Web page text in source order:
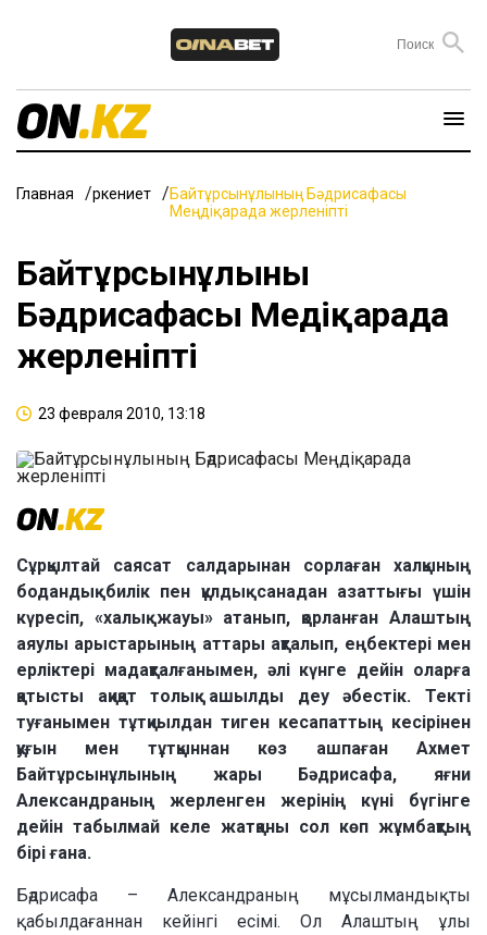
Главная Өркениет
Байтұрсынұлының Бәдрисафасы
Меңдіқарада жерленіпті
Байтұрсынұлының
Бәдрисафасы Меңдіқарада
жерленіпті
23 февраля 2010, 13:18
Сұрқылтай саясат салдарынан сорлаған халқының
бодандық билік пен құлдық санадан азаттығы үшін
күресіп, «халық жауы» атанып, қорланған Алаштың
аяулы арыстарының аттары ақталып, еңбектері мен
ерліктері мадақталғанымен, әлі күнге дейін оларға
қатысты ақиқат толық ашылды деу әбестік. Текті
туғанымен тұтқиылдан тиген кесапаттың кесірінен
қуғын мен тұтқыннан көз ашпаған Ахмет
Байтұрсынұлының жары Бәдрисафа, яғни
Александраның жерленген жерінің күні бүгінге
дейін табылмай келе жатқаны сол көп жұмбақтың
бірі ғана.
Бәдрисафа – Александраның мұсылмандықты
қабылдағаннан кейінгі есімі. Ол Алаштың ұлы